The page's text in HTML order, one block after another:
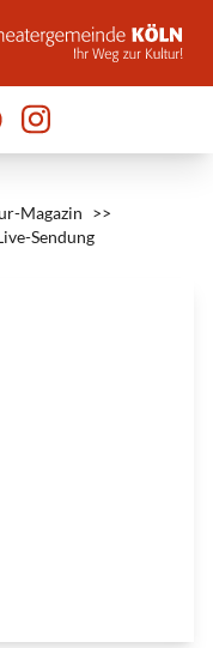
Magazin >>
Sendung